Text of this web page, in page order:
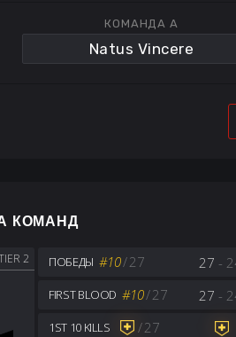
КОМАНДА A
КОМАНД
2 ПОБЕДЫ #10/27 27 -
FIRST BLOOD #10/27 27 -
1ST 10 KILLS /27